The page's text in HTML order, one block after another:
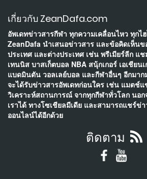
เกี่ยวกับ ZeanDafa.com
อัพเดทข่าวสารกีฬา ทุกความเคลื่อนไหว ทุก
ZeanDafa นำเสนอข่าวสาร และข้อคิดเห็น
ประเทศ และต่างประเทศ เช่น พรีเมียร์ลีก แ
เทนนิส บาสเก็ตบอล NBA สนุ้กเกอร์ เอเชียน
แบดมินตัน วอลเลย์บอล และกีฬาอื่นๆ อีกมาก
จะได้รับข่าวสารอัพเดทก่อนใคร เช่น แมตช์
วิเคราะห์สถานการณ์ จากทุกกีฬาทั่วโลก นอ
เราได้ ทางโซเชียลมีเดีย และสามารถแชร์ข่
ออนไลน์ได้อีกด้วย
ติดตาม